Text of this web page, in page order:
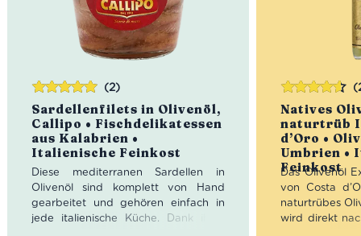
Sardellenfilets in Olivenöl,
Callipo • Fischdelikatessen
aus Kalabrien •
Italienische Feinkost
(2)
Diese mediterranen Sardellen in
Olivenöl sind komplett von Hand
gearbeitet und gehören einfach in
jede italienische Küche. Dank ihres
Bewertet
mit5.00von
5
Natives
naturtrüb
d’Oro •
Umbrien •
Feinkost
Das Olivenöl
von Costa
naturtrübes
wird direkt
Bewertet
mit 4.50
von 5